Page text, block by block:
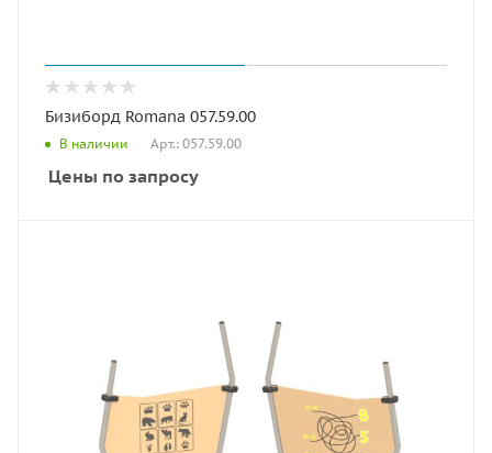
Бизиборд Romana 057.59.00
В наличии Арт.: 057.59.00
Цены по запросу